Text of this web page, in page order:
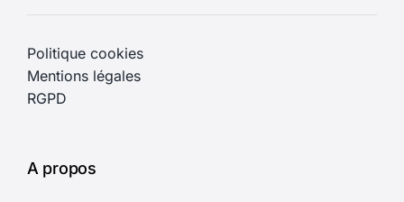
Politique cookies
Mentions légales
RGPD
A propos